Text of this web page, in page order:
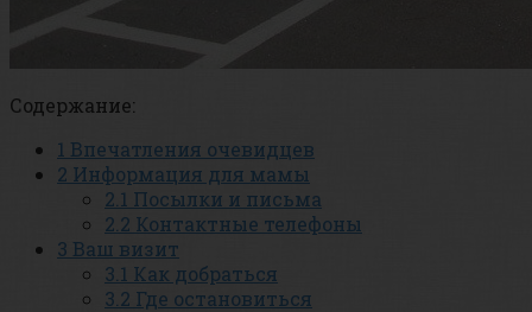
Содержание:
1 Впечатления очевидцев
2 Информация для мамы
2.1 Посылки и письма
2.2 Контактные телефоны
3 Ваш визит
3.1 Как добраться
3.2 Где остановиться